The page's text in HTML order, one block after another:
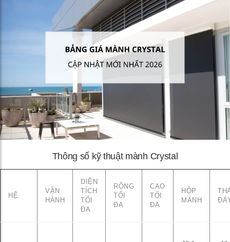
Thông số kỹ thuật mành Crystal
HỆ
VẬN
HÀNH
DIỆN
TÍCH
TỐI
ĐA
RỘNG
TỐI
ĐA
CAO
TỐI
ĐA
HỘP
MÀNH